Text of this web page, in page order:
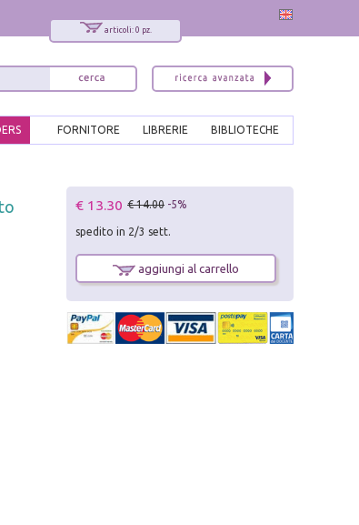
articoli: 0 pz.
BIBLIOTECHE
LIBRERIE
FORNITORE
€ 13.30 € 14.00 -5%
spedito in 2/3 sett.
aggiungi al carrello
x
ai nostri libri?
informato delle nostre novità, potrai
cancellarti quando desideri.
di iscrizione